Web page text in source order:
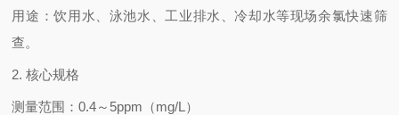
用途 ：饮用水、泳池水、工业排水、冷却水等现场余氯快速筛
查。
2. 核心规格
测量范围 ：0.4～5ppm （mg/L）